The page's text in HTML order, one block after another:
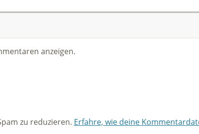
anzeigen.
zu reduzieren. Erfahre, wie deine